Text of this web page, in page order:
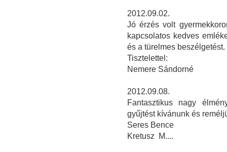
2012.09.02.
Jó érzés volt
kapcsolatos kedves
és a türelmes beszélgetést.
Tisztelettel:
Nemere Sándorné
2012.09.08.
Fantasztikus nagy
gyűjtést kívánunk és
Seres Bence
Kretusz M....